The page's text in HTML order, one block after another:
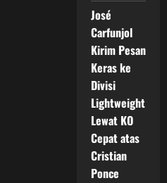
José
Carfunjol
Kirim Pesan
Keras ke
Divisi
Lightweight
Lewat KO
Cepat atas
Cristian
Ponce